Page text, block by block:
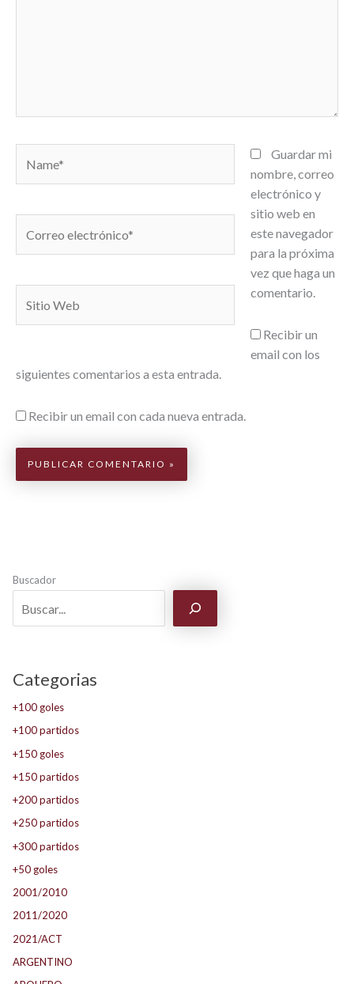
electrónico*
Web
Guardar mi
nombre, correo
electrónico y
sitio web en
este navegador
para la próxima
vez que haga un
comentario.
Recibir un
email con los
siguientes comentarios a esta entrada.
Recibir un email con cada nueva entrada.
Buscador
Categorias
+100 goles
+100 partidos
+150 goles
+150 partidos
+200 partidos
+250 partidos
+300 partidos
+50 goles
2001/2010
2011/2020
2021/ACT
ARGENTINO